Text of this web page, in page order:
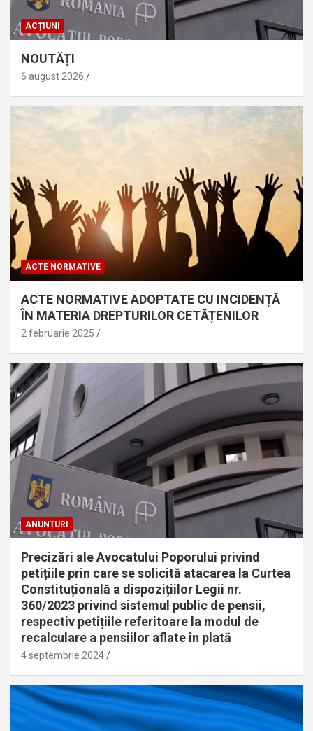
ACȚIUNI
NOUTĂȚI
6 august 2026
ACTE NORMATIVE
ACTE NORMATIVE ADOPTATE CU INCIDENȚĂ
ÎN MATERIA DREPTURILOR CETĂȚENILOR
2 februarie 2025
ANUNȚURI
Precizări ale Avocatului Poporului privind
petițiile prin care se solicită atacarea la Curtea
Constituțională a dispozițiilor Legii nr.
360/2023 privind sistemul public de pensii,
respectiv petițiile referitoare la modul de
recalculare a pensiilor aflate în plată
4 septembrie 2024